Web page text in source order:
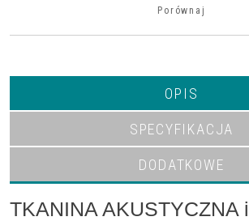
Porównaj
OPIS
SPECYFIKACJA
DODATKOWE
TKANINA AKUSTYCZNA i